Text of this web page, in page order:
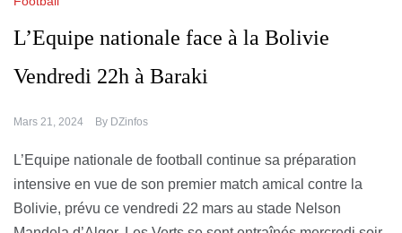
L’Equipe nationale face à la Bolivie
Vendredi 22h à Baraki
Mars 21, 2024 By DZinfos
L’Equipe nationale de football continue sa préparation
intensive en vue de son premier match amical contre la
Bolivie, prévu ce vendredi 22 mars au stade Nelson